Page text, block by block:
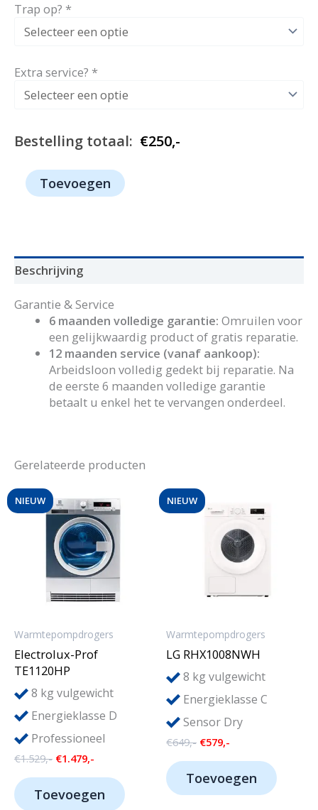
Trap op? *
Extra service? *
Bestelling totaal: €250,-
1059 Toevoegen
Beschrijving
Garantie & Service
6 maanden volledige garantie: Omruilen voor
een gelijkwaardig product of gratis reparatie.
12 maanden service (vanaf aankoop):
Arbeidsloon volledig gedekt bij reparatie. Na
de eerste 6 maanden volledige garantie
betaalt u enkel het te vervangen onderdeel.
Gerelateerde producten
NIEUW
Warmtepompdrogers
Electrolux-Prof
TE1120HP
8 kg vulgewicht
Energieklasse D
Professioneel
€1.529,- Oorspronkelijke
€1.529,-.
€1.479,-
€1.479,-.
Toevoegen
NIEUW
Warmtepompdrogers
LG RHX1008NWH
8 kg vulgewicht
Energieklasse C
Sensor Dry
€649,- Oorspronkelijke
€649,-.
€579,-
€579,-.
Toevoegen